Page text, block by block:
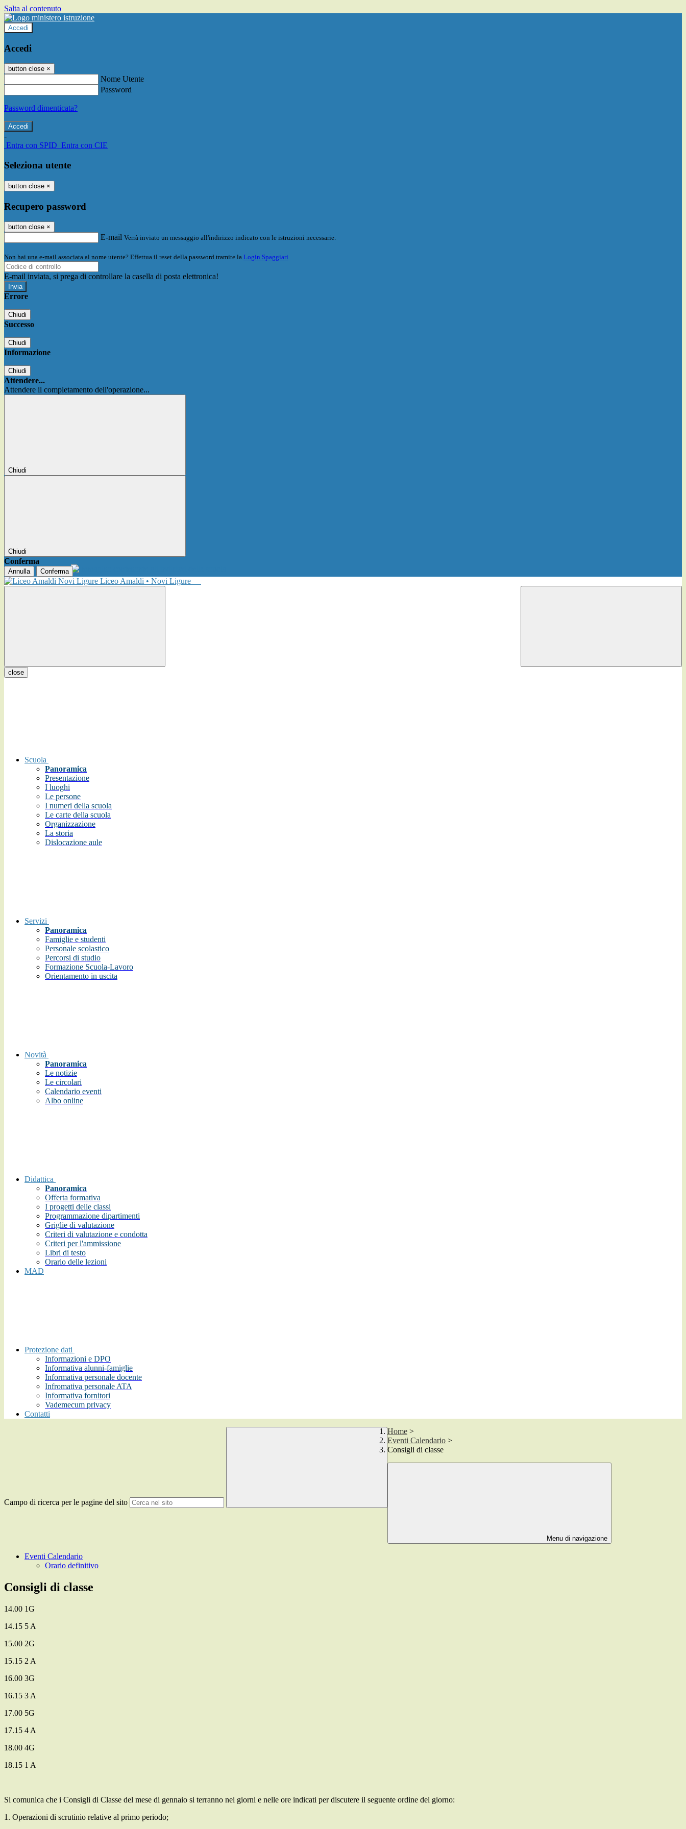
Salta al contenuto
Accedi
Accedi
button close ×
Nome Utente
Password
Password dimenticata?
-
Entra con SPID Entra con CIE
Seleziona utente
button close ×
Recupero password
button close ×
E-mail Verrà inviato un messaggio all'indirizzo indicato con le istruzioni necessarie.
Non hai una e-mail associata al nome utente? Effettua il reset della password tramite la Login Spaggiari
E-mail inviata, si prega di controllare la casella di posta elettronica!
Errore
Chiudi
Successo
Chiudi
Informazione
Chiudi
Attendere...
Attendere il completamento dell'operazione...
Chiudi
Chiudi
Conferma
Annulla Conferma
Liceo Amaldi • Novi Ligure
close
Scuola
Panoramica
Presentazione
I luoghi
Le persone
I numeri della scuola
Le carte della scuola
Organizzazione
La storia
Dislocazione aule
Servizi
Panoramica
Famiglie e studenti
Personale scolastico
Percorsi di studio
Formazione Scuola-Lavoro
Orientamento in uscita
Novità
Panoramica
Le notizie
Le circolari
Calendario eventi
Albo online
Didattica
Panoramica
Offerta formativa
I progetti delle classi
Programmazione dipartimenti
Griglie di valutazione
Criteri di valutazione e condotta
Criteri per l'ammissione
Libri di testo
Orario delle lezioni
MAD
Protezione dati
Informazioni e DPO
Informativa alunni-famiglie
Informativa personale docente
Infromativa personale ATA
Informativa fornitori
Vademecum privacy
Contatti
Campo di ricerca per le pagine del sito
Home >
Eventi Calendario >
Consigli di classe
Menu di navigazione
Eventi Calendario
Orario definitivo
Consigli di classe
14.00 1G
14.15 5 A
15.00 2G
15.15 2 A
16.00 3G
16.15 3 A
17.00 5G
17.15 4 A
18.00 4G
18.15 1 A
Si comunica che i Consigli di Classe del mese di gennaio si terranno nei giorni e nelle ore indicati per discutere il seguente ordine del giorno:
1. Operazioni di scrutinio relative al primo periodo;